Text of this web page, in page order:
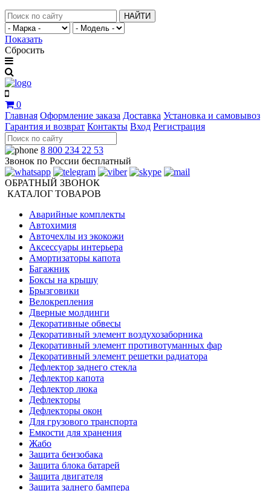
НАЙТИ
Показать
Сбросить
0
Главная Оформление заказа Доставка Установка и самовывоз
Гарантия и возврат Контакты Вход Регистрация
8 800 234 22 53
Звонок по России бесплатный
ОБРАТНЫЙ ЗВОНОК
КАТАЛОГ ТОВАРОВ
Аварийные комплекты
Автохимия
Авточехлы из экокожи
Аксессуары интерьера
Амортизаторы капота
Багажник
Боксы на крышу
Брызговики
Велокрепления
Дверные молдинги
Декоративные обвесы
Декоративный элемент воздухозаборника
Декоративный элемент противотуманных фар
Декоративный элемент решетки радиатора
Дефлектор заднего стекла
Дефлектор капота
Дефлектор люка
Дефлекторы
Дефлекторы окон
Для грузового транспорта
Емкости для хранения
Жабо
Защита бензобака
Защита блока батарей
Защита двигателя
Защита заднего бампера